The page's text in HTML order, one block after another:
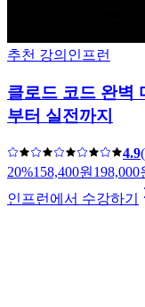
추천 강의 인프런
클로드 코드 완벽
부터 실전까지
4.9(
20%158,400원 198,000
인프런에서 수강하기